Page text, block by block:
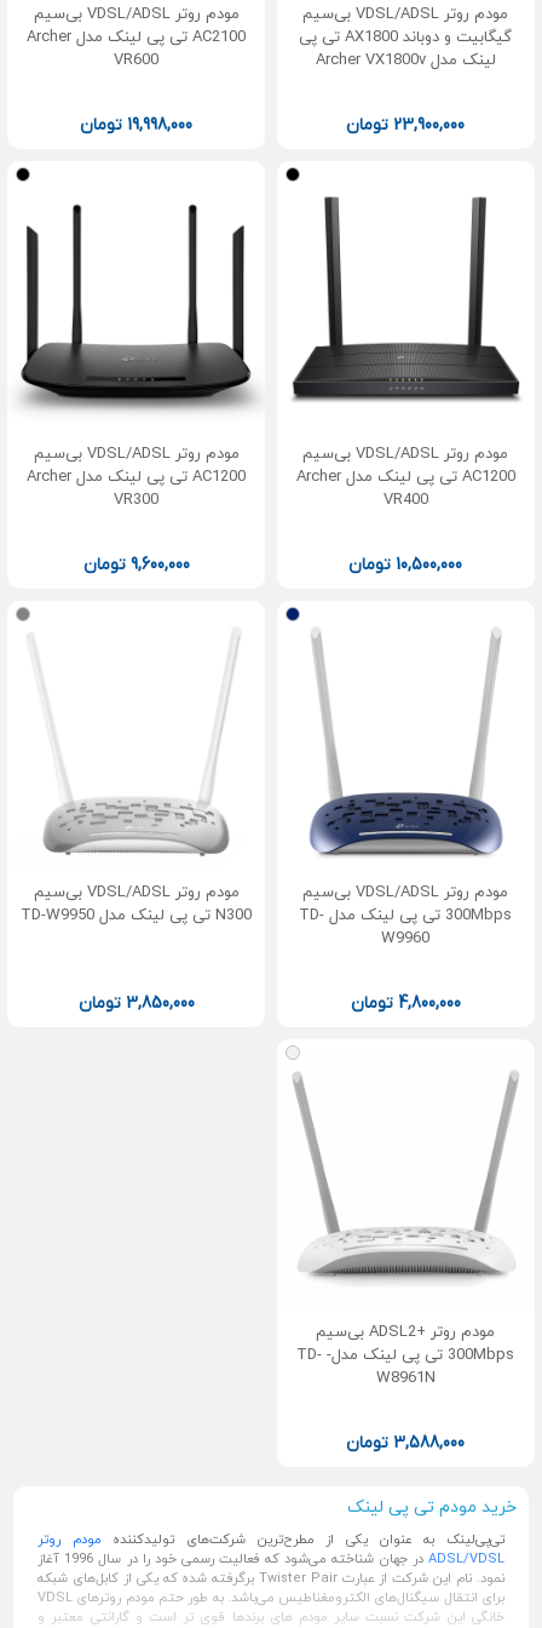
مودم روتر VDSL/ADSL بی‌سیم
گیگابیت و دوباند AX1800 تی پی
لینک مدل Archer VX1800v
23,900,000 تومان
مودم روتر VDSL/ADSL بی‌سیم
AC2100 تی پی لینک مدل Archer
VR600
19,998,000 تومان
مودم روتر VDSL/ADSL بی‌سیم
AC1200 تی پی لینک مدل Archer
VR400
10,500,000 تومان
مودم روتر VDSL/ADSL بی‌سیم
AC1200 تی پی لینک مدل Archer
VR300
9,600,000 تومان
مودم روتر VDSL/ADSL بی‌سیم
300Mbps تی پی لینک مدل TD-
W9960
4,800,000 تومان
مودم روتر VDSL/ADSL بی‌سیم
N300 تی پی لینک مدل TD-W9950
3,850,000 تومان
مودم روتر +ADSL2 بی‌سیم
300Mbps تی پی لینک مدل- TD-
W8961N
3,588,000 تومان
خرید مودم تی پی لینک
تی‌پی‌لینک به عنوان یکی از مطرح‌ترین شرکت‌های تولید‌کننده مودم روتر
ADSL/VDSL
در جهان شناخته می‌شود که فعالیت رسمی خود را در سال 1996 آغاز
نمود. نام این شرکت از عبارت Twister Pair برگرفته شده که یکی از کابل‌های شبکه
برای انتقال سیگنال‌های الکترومغناطیس می‌باشد. به طور حتم مودم روترهای VDSL
خانگی این شرکت نسبت سایر مودم های برندها قوی تر است و گارانتی معتبر و